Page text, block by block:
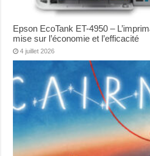
Epson EcoTank ET-4950 –
mise sur l’économie et l’efficacité
4 juillet 2026